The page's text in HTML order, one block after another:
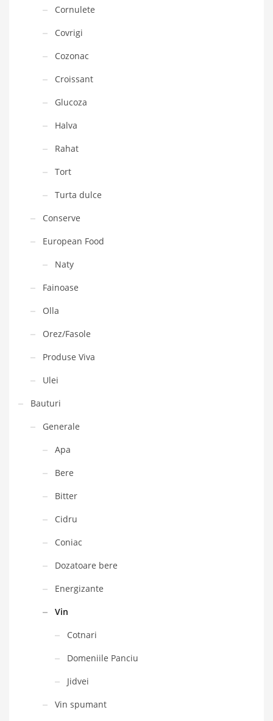
Cornulete
Covrigi
Cozonac
Croissant
Glucoza
Halva
Rahat
Tort
Turta dulce
Conserve
European Food
Naty
Fainoase
Olla
Orez/Fasole
Produse Viva
Ulei
Bauturi
Generale
Apa
Bere
Bitter
Cidru
Coniac
Dozatoare bere
Energizante
Vin
Cotnari
Domeniile Panciu
Jidvei
Vin spumant